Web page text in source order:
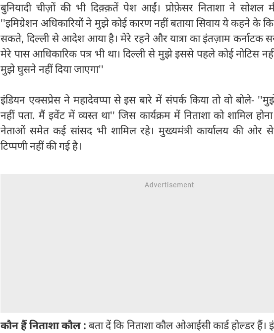
बुनियादी चीज़ों की भी दिक़्क़तें पेश आईं। प्रोफे़सर निताशा ने सोशल
''इमिग्रेशन अधिकारियों ने मुझे कोई कारण नहीं बताया सिवाय ये कहने के
सकते, दिल्ली से आदेश आया है। मेरे रहने और यात्रा का इंतज़ाम कर्नाटक
मेरे पास आधिकारिक पत्र भी था। दिल्ली से मुझे इससे पहले कोई नोटिस
मुझे घुसने नहीं दिया जाएगा''
इंडियन एक्सप्रेस ने महादेवप्पा से इस बारे में संपर्क किया तो वो बोले-
नहीं पता. मैं इवेंट में व्यस्त था'' जिस कार्यक्रम में निताशा को शामिल
नेताओं समेत कई सांसद भी शामिल रहे। मुख्यमंत्री कार्यालय की ओर
टिप्पणी नहीं की गई है।
कौन हैं निताशा कौल :बता दें कि निताशा कौल ओआईसी कार्ड होल्डर हैं।